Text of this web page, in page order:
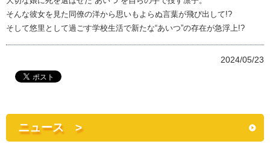
そんな彼女を見た同僚の洋から思いもよらぬ言葉が飛び出して!?
そして悠里として過ごす学校生活で新たな“あいつ”の存在が急浮上!?
2024/05/23
ニュース >